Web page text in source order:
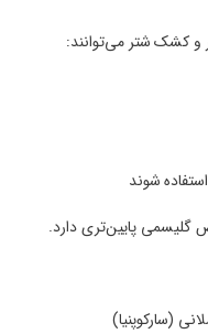
و کشک شتر می‌توانند:
پایین‌تری دارد.